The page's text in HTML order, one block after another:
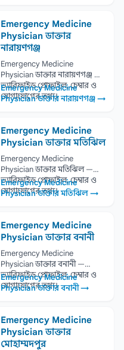
Emergency Medicine
Physician ডাক্তার
নারায়ণগঞ্জ
Emergency Medicine
Physician ডাক্তার নারায়ণগঞ্জ —
ভ্যারিফাইড প্রোফাইল, চেম্বার ও
যোগাযোগের তথ্য।
Emergency Medicine
Physician ডাক্তার নারায়ণগঞ্জ →
Emergency Medicine
Physician ডাক্তার মতিঝিল
Emergency Medicine
Physician ডাক্তার মতিঝিল —
ভ্যারিফাইড প্রোফাইল, চেম্বার ও
যোগাযোগের তথ্য।
Emergency Medicine
Physician ডাক্তার মতিঝিল →
Emergency Medicine
Physician ডাক্তার বনানী
Emergency Medicine
Physician ডাক্তার বনানী —
ভ্যারিফাইড প্রোফাইল, চেম্বার ও
যোগাযোগের তথ্য।
Emergency Medicine
Physician ডাক্তার বনানী →
Emergency Medicine
Physician ডাক্তার
মোহাম্মদপুর